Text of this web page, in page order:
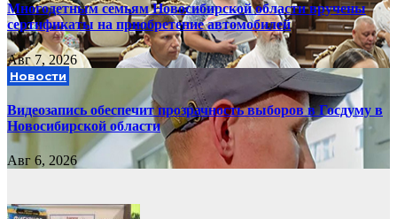
Многодетным семьям Новосибирской области вручены
сертификаты на приобретение автомобилей
Авг 7, 2026
Новости
Видеозапись обеспечит прозрачность выборов в Госдуму в
Новосибирской области
Авг 6, 2026